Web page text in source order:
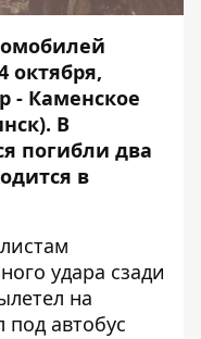
октября,
- Каменское
В
погибли два
в
удара сзади
на
под автобус